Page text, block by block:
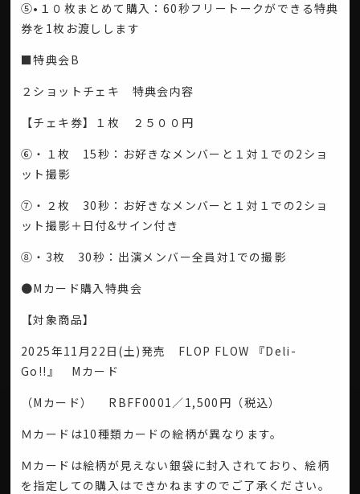
⑤•１０枚まとめて購入：60秒フリートークができる特典
券を1枚お渡しします
■特典会B
２ショットチェキ 特典会内容
【チェキ券】１枚 ２５００円
⑥・１枚 15秒：お好きなメンバーと１対１での2ショ
ット撮影
⑦・２枚 30秒：お好きなメンバーと１対１での2ショ
ット撮影＋日付&サイン付き
⑧・3枚 30秒：出演メンバー全員対1での撮影
●Mカード購入特典会
【対象商品】
2025年11月22日(土)発売 FLOP FLOW 『Deli-
Go!!』 Mカード
（Mカード） RBFF0001／1,500円（税込）
Ｍカードは10種類カードの絵柄が異なります。
Ｍカードは絵柄が見えない銀袋に封入されており、絵柄
を指定しての購入はできかねますのでご了承ください。